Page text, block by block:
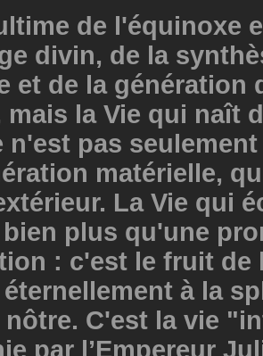
de l'équinoxe
divin, de la
et de la génération
mais la Vie qui naît
n'est pas
matérielle,
La Vie qui
plus qu'une
: c'est le fruit de
à la
C'est la vie
par l’Empereur